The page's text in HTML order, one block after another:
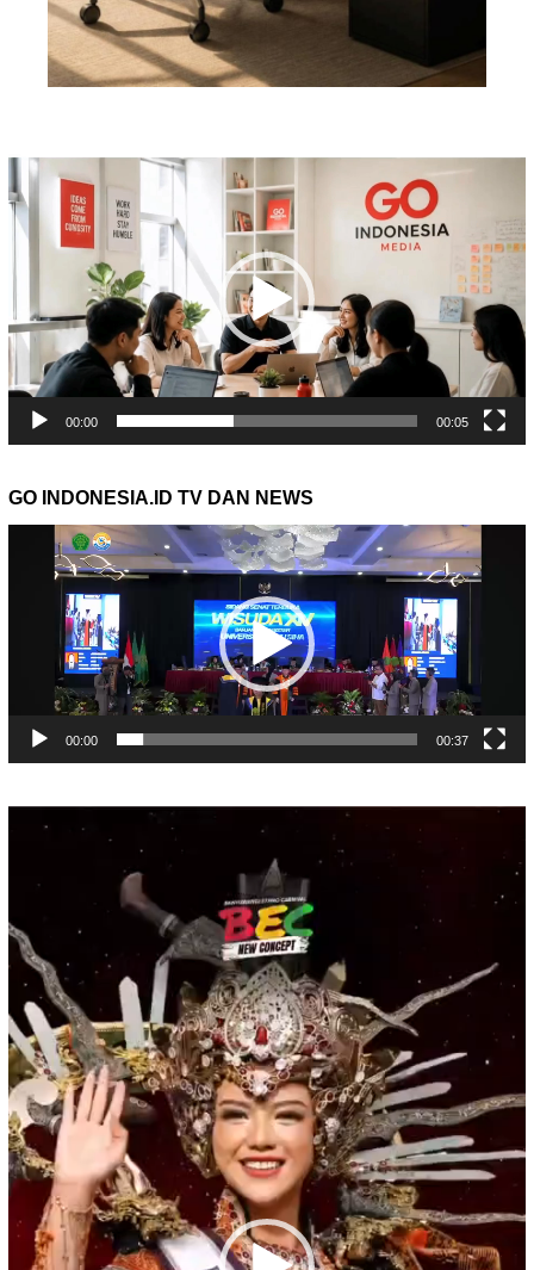
Pemutar
Video
00:00 00:05
GO INDONESIA.ID TV DAN NEWS
Pemutar
00:00 00:37